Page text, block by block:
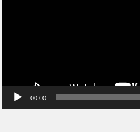
00:00